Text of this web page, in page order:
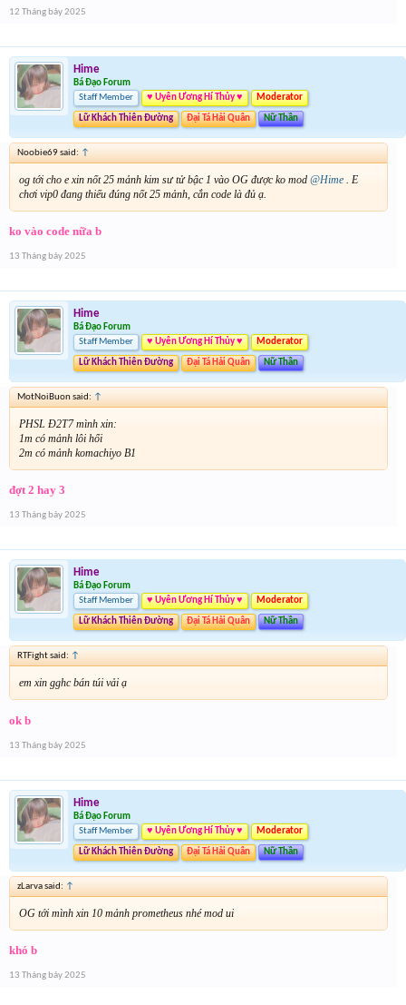
12 Tháng bảy 2025
Hime
Bá Đạo Forum
Staff Member
♥ Uyên Ương Hí Thủy ♥ Moderator
Lữ Khách Thiên Đường Đại Tá Hải Quân Nữ Thần
Noobie69 said: ↑
og tới cho e xin nốt 25 mảnh kim sư tử bậc 1 vào OG được ko mod @Hime . E
chơi vip0 đang thiếu đúng nốt 25 mảnh, cắn code là đủ ạ.
ko vào code nữa b
13 Tháng bảy 2025
Hime
Bá Đạo Forum
Staff Member
♥ Uyên Ương Hí Thủy ♥ Moderator
Lữ Khách Thiên Đường Đại Tá Hải Quân Nữ Thần
MotNoiBuon said: ↑
PHSL Đ2T7 mình xin:
1m có mảnh lôi hổi
2m có mảnh komachiyo B1
đợt 2 hay 3
13 Tháng bảy 2025
Hime
Bá Đạo Forum
Staff Member
♥ Uyên Ương Hí Thủy ♥ Moderator
Lữ Khách Thiên Đường Đại Tá Hải Quân Nữ Thần
RTFight said: ↑
em xin gghc bán túi vải ạ
ok b
13 Tháng bảy 2025
Hime
Bá Đạo Forum
Staff Member
♥ Uyên Ương Hí Thủy ♥ Moderator
Lữ Khách Thiên Đường Đại Tá Hải Quân Nữ Thần
zLarva said: ↑
OG tới mình xin 10 mảnh prometheus nhé mod ui
khó b
13 Tháng bảy 2025